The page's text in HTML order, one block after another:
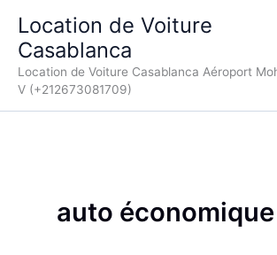
contenu
Location de Voiture
Casablanca
Location de Voiture Casablanca Aéroport
V (+212673081709)
auto économique